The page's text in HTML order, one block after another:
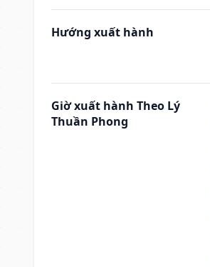
Hướng xuất hành
Giờ xuất hành Theo Lý
Thuần Phong